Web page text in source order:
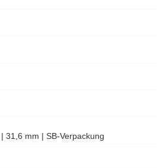
31,6 mm | SB-Verpackung